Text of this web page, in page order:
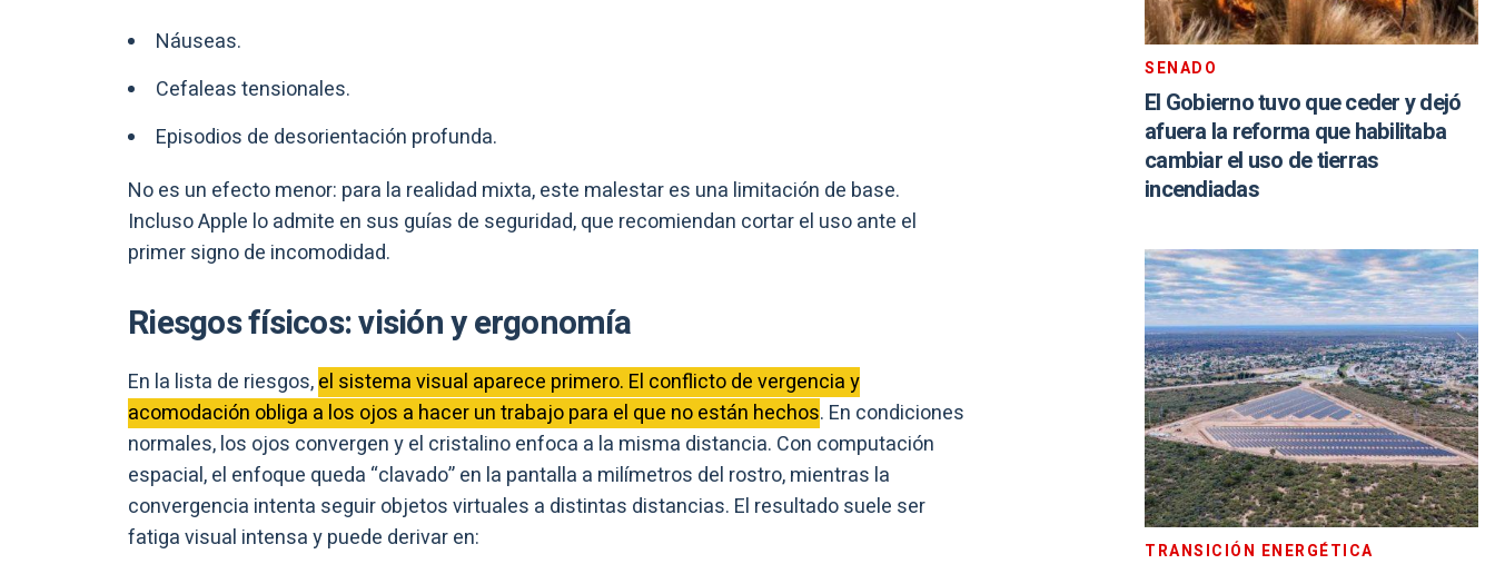
Náuseas.
Cefaleas tensionales.
Episodios de desorientación profunda.
No es un efecto menor: para la realidad mixta, este malestar es una limitación de base.
Incluso Apple lo admite en sus guías de seguridad, que recomiendan cortar el uso ante el
primer signo de incomodidad.
Riesgos físicos: visión y ergonomía
En la lista de riesgos,el sistema visual aparece primero. El conflicto de vergencia y
acomodación obliga a los ojos a hacer un trabajo para el que no están hechos. En condiciones
normales, los ojos convergen y el cristalino enfoca a la misma distancia. Con computación
espacial, el enfoque queda “clavado” en la pantalla a milímetros del rostro, mientras la
convergencia intenta seguir objetos virtuales a distintas distancias. El resultado suele ser
fatiga visual intensa y puede derivar en:
SENADO
El Gobierno tuvo que ceder y dejó
afuera la reforma que habilitaba
cambiar el uso de tierras
incendiadas
TRANSICIÓN ENERGÉTICA